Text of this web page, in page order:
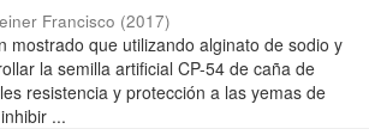
Francisco (2017)
mostrado que utilizando alginato de sodio y
la semilla artificial CP-54 de caña de
resistencia y protección a las yemas de
...